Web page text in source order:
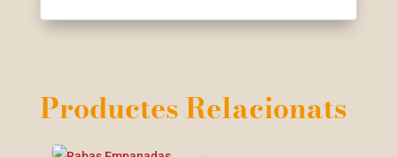
Productes Relacionats